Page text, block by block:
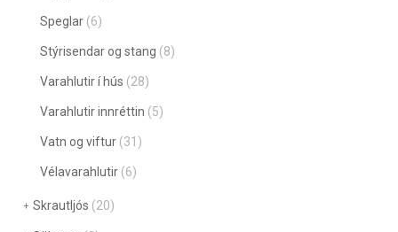
Speglar (6)
Stýrisendar og stang (8)
Varahlutir í hús (28)
Varahlutir innréttin (5)
Vatn og viftur (31)
Vélavarahlutir (6)
Skrautljós (20)